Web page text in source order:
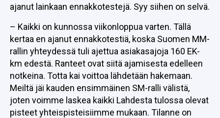
ajanut lainkaan ennakkotestejä. Syy siihen on selvä.
– Kaikki on kunnossa viikonloppua varten. Tällä
kertaa en ajanut ennakkotestiä, koska Suomen MM-
rallin yhteydessä tuli ajettua asiakasajoja 160 EK-
km edestä. Ranteet ovat siitä ajamisesta edelleen
notkeina. Totta kai voittoa lähdetään hakemaan.
Meiltä jäi kauden ensimmäinen SM-ralli välistä,
joten voimme laskea kaikki Lahdesta tulossa olevat
pisteet yhteispisteisiimme mukaan. Tilanne on